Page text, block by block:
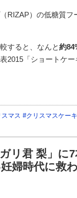
RIZAP）の低糖質
すると、なんと約
2015「ショートケ
マス #クリスマスケーキ
リ君 梨」に
婦時代に救